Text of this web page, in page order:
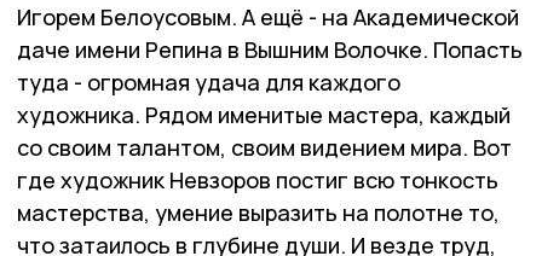
Игорем Белоусовым. А ещё - на Академической
даче имени Репина в Вышним Волочке. Попасть
туда - огромная удача для каждого
художника. Рядом именитые мастера, каждый
со своим талантом, своим видением мира. Вот
где художник Невзоров постиг всю тонкость
мастерства, умение выразить на полотне то,
что затаилось в глубине души. И везде труд,